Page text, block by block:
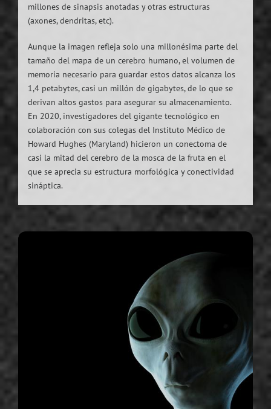
millones de sinapsis anotadas y otras estructuras
(axones, dendritas, etc).
Aunque la imagen refleja solo una millonésima parte del
tamaño del mapa de un cerebro humano, el volumen de
memoria necesario para guardar estos datos alcanza los
1,4 petabytes, casi un millón de gigabytes, de lo que se
derivan altos gastos para asegurar su almacenamiento.
En 2020, investigadores del gigante tecnológico en
colaboración con sus colegas del Instituto Médico de
Howard Hughes (Maryland) hicieron un conectoma de
casi la mitad del cerebro de la mosca de la fruta en el
que se aprecia su estructura morfológica y conectividad
sináptica.